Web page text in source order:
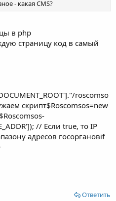
- какая CMS?
в php
страницу код в самый
roscomso
скрипт$Roscomsos=new
// Если true, то IP
адресов госоргановif
Ответить